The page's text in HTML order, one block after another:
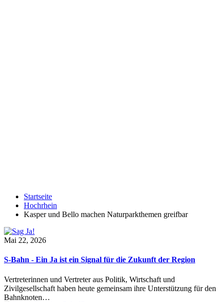
Startseite
Hochrhein
Kasper und Bello machen Naturparkthemen greifbar
Mai 22, 2026
S-Bahn - Ein Ja ist ein Signal für die Zukunft der Region
Vertreterinnen und Vertreter aus Politik, Wirtschaft und
Zivilgesellschaft haben heute gemeinsam ihre Unterstützung für den
Bahnknoten…